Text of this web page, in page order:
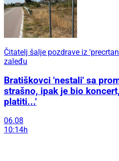
Čitatelj šalje pozdrave iz
zaleđu
Bratiškovci 'nestali' sa
strašno, ipak je bio
platiti...'
06.08
10:14h